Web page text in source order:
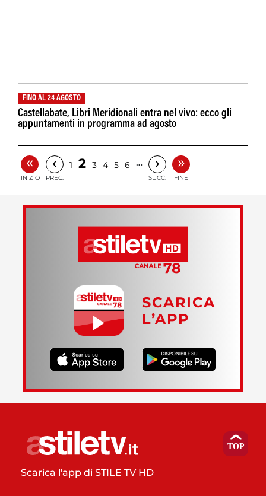
FINO AL 24 AGOSTO
Castellabate, Libri Meridionali entra nel vivo: ecco gli
appuntamenti in programma ad agosto
«
INIZIO
‹
PREC.
1 2 3 4 5 6 … ›
SUCC.
»
FINE
SCARICA
L’APP
Scarica l'app di STILE TV HD